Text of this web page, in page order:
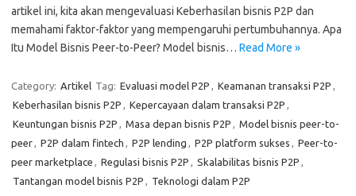
artikel ini, kita akan mengevaluasi Keberhasilan bisnis P2P dan
memahami faktor-faktor yang mempengaruhi pertumbuhannya. Apa
Itu Model Bisnis Peer-to-Peer? Model bisnis… Read More »
Category: Artikel Tag: Evaluasi model P2P , Keamanan transaksi P2P ,
Keberhasilan bisnis P2P , Kepercayaan dalam transaksi P2P ,
Keuntungan bisnis P2P , Masa depan bisnis P2P , Model bisnis peer-to-
peer, P2P dalam fintech , P2P lending , P2P platform sukses , Peer-to-
peer marketplace , Regulasi bisnis P2P , Skalabilitas bisnis P2P ,
Tantangan model bisnis P2P , Teknologi dalam P2P